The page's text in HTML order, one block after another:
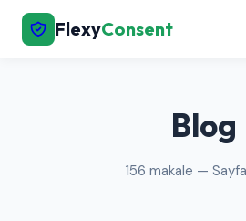
FlexyConsent
← Ana Sayfaya Dön
Blog
156 makale —